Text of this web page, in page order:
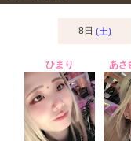
8日 (土)
ひまり